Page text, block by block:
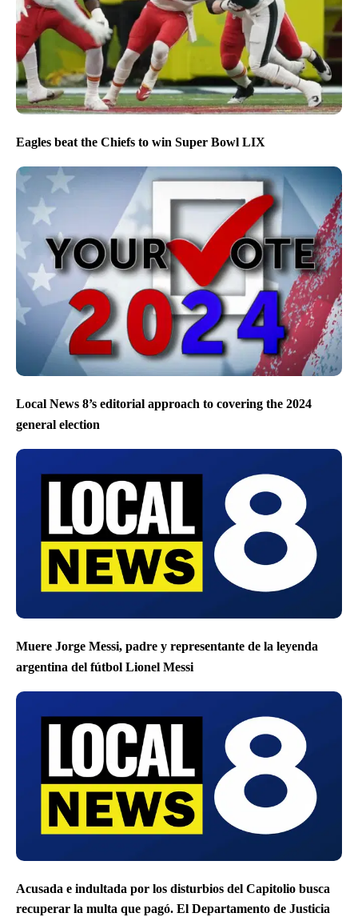
Eagles beat the Chiefs to win Super Bowl LIX
Local News 8’s editorial approach to covering the 2024
general election
Muere Jorge Messi, padre y representante de la leyenda
argentina del fútbol Lionel Messi
Acusada e indultada por los disturbios del Capitolio busca
recuperar la multa que pagó. El Departamento de Justicia